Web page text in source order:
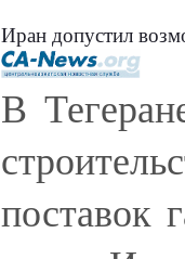
Иран допустил
В
поставок